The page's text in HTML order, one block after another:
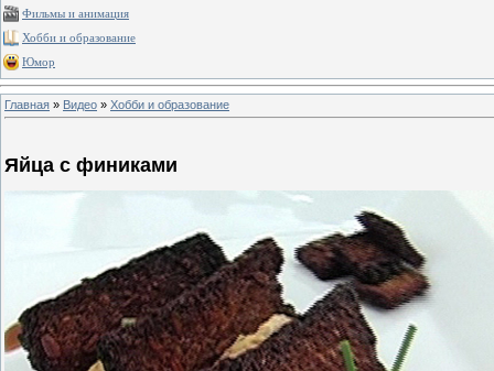
Фильмы и анимация
Хобби и образование
Юмор
Главная » Видео » Хобби и образование
Яйца с финиками